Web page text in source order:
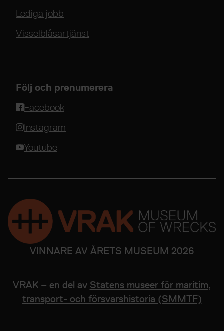
Lediga jobb
Visselblåsartjänst
Följ och prenumerera
Facebook
Instagram
Youtube
VINNARE AV ÅRETS MUSEUM 2026
VRAK – en del av Statens museer för maritim,
transport- och försvarshistoria (SMMTF)